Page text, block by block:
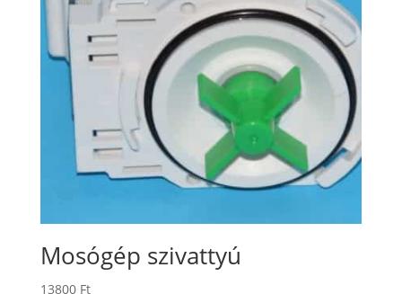
Mosógép szivattyú
13800 Ft